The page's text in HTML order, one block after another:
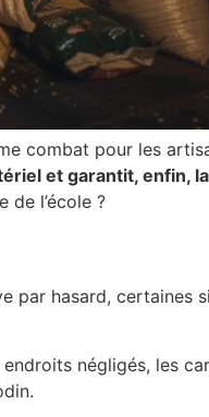
combat pour les
et garantit, enfin,
de l’école ?
par hasard, certaines
négligés, les